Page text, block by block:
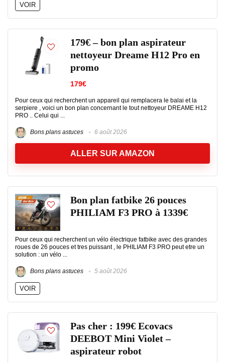
VOIR
179€ – bon plan aspirateur
nettoyeur Dreame H12 Pro en
promo
179€
Pour ceux qui recherchent un appareil qui remplacera le balai et la
serpiere , voici un bon plan concernant le tout nettoyeur DREAME H12
PRO .. Celui qui ...
Bons plans astuces 6 août 2026
ALLER SUR AMAZON
Bon plan fatbike 26 pouces
PHILIAM F3 PRO à 1339€
Pour ceux qui recherchent un vélo électrique fatbike avec des grandes
roues de 26 pouces et tres puissant , le PHILIAM F3 PRO peut etre un
solution : un vélo ...
Bons plans astuces 5 août 2026
VOIR
Pas cher : 199€ Ecovacs
DEEBOT Mini Violet –
aspirateur robot